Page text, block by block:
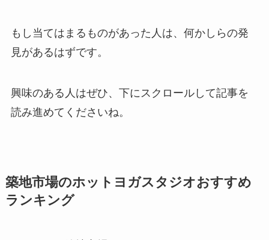
もし当てはまるものがあった人は、何かしらの発
見があるはずです。
興味のある人はぜひ、下にスクロールして記事を
読み進めてくださいね。
築地市場のホットヨガスタジオおすすめ
ランキング